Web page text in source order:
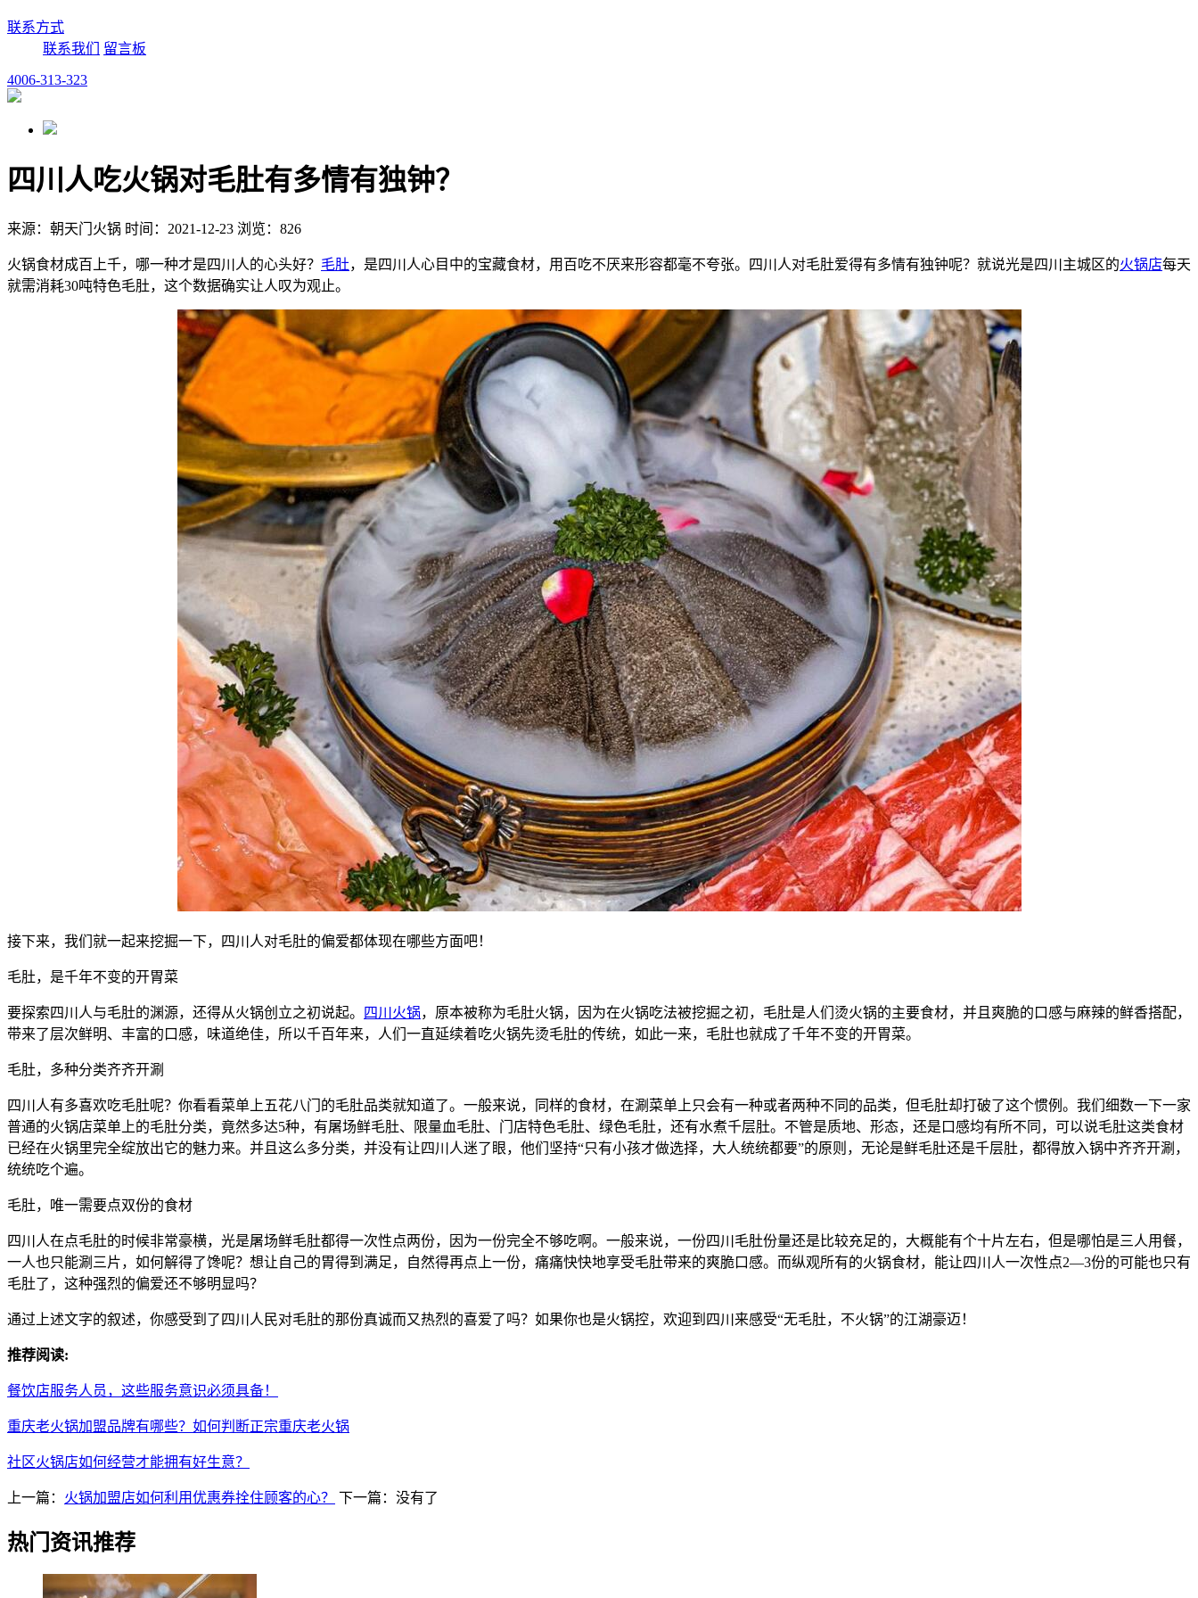
联系方式
联系我们
留言板
4006-313-323
四川人吃火锅对毛肚有多情有独钟？
来源：朝天门火锅 时间：2021-12-23 浏览：826
火锅食材成百上千，哪一种才是四川人的心头好？ 毛肚，是四川人心目中的宝藏食材，用百吃不厌来形容都毫不夸张。四川人对毛肚爱得有多情有独钟呢？就说光是四川主城区的火锅店每天
就需消耗30吨特色毛肚，这个数据确实让人叹为观止。
接下来，我们就一起来挖掘一下，四川人对毛肚的偏爱都体现在哪些方面吧！
毛肚，是千年不变的开胃菜
要探索四川人与毛肚的渊源，还得从火锅创立之初说起。 四川火锅，原本被称为毛肚火锅，因为在火锅吃法被挖掘之初，毛肚是人们烫火锅的主要食材，并且爽脆的口感与麻辣的鲜香搭配，
带来了层次鲜明、丰富的口感，味道绝佳，所以千百年来，人们一直延续着吃火锅先烫毛肚的传统，如此一来，毛肚也就成了千年不变的开胃菜。
毛肚，多种分类齐齐开涮
四川人有多喜欢吃毛肚呢？你看看菜单上五花八门的毛肚品类就知道了。一般来说，同样的食材，在涮菜单上只会有一种或者两种不同的品类，但毛肚却打破了这个惯例。我们细数一下一家
普通的火锅店菜单上的毛肚分类，竟然多达5种，有屠场鲜毛肚、限量血毛肚、门店特色毛肚、绿色毛肚，还有水煮千层肚。不管是质地、形态，还是口感均有所不同，可以说毛肚这类食材
已经在火锅里完全绽放出它的魅力来。并且这么多分类，并没有让四川人迷了眼，他们坚持“只有小孩才做选择，大人统统都要”的原则，无论是鲜毛肚还是千层肚，都得放入锅中齐齐开涮，
统统吃个遍。
毛肚，唯一需要点双份的食材
四川人在点毛肚的时候非常豪横，光是屠场鲜毛肚都得一次性点两份，因为一份完全不够吃啊。一般来说，一份四川毛肚份量还是比较充足的，大概能有个十片左右，但是哪怕是三人用餐，
一人也只能涮三片，如何解得了馋呢？想让自己的胃得到满足，自然得再点上一份，痛痛快快地享受毛肚带来的爽脆口感。而纵观所有的火锅食材，能让四川人一次性点2—3份的可能也只有
毛肚了，这种强烈的偏爱还不够明显吗？
通过上述文字的叙述，你感受到了四川人民对毛肚的那份真诚而又热烈的喜爱了吗？如果你也是火锅控，欢迎到四川来感受“无毛肚，不火锅”的江湖豪迈！
推荐阅读:
餐饮店服务人员，这些服务意识必须具备！
重庆老火锅加盟品牌有哪些？如何判断正宗重庆老火锅
社区火锅店如何经营才能拥有好生意？
上一篇： 火锅加盟店如何利用优惠券拴住顾客的心？ 下一篇：没有了
热门资讯推荐